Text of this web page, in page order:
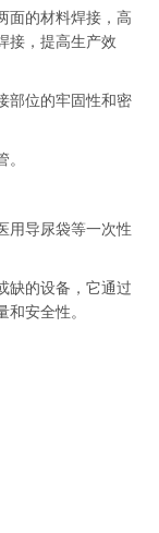
面的材料焊接，高
接，提高生产效
部位的牢固性和密
用导尿袋等一次性
缺的设备，它通过
安全性。